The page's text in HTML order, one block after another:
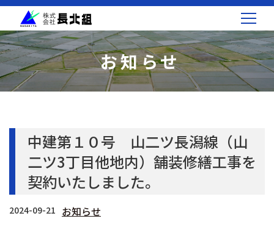
お知らせ
中建第１０号 山二ツ長潟線（山
二ツ3丁目他地内）舗装修繕工事を
契約いたしました。
2024-09-21 お知らせ